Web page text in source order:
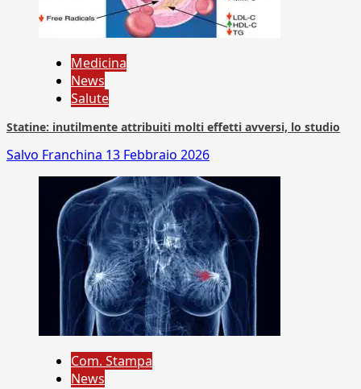
Medicina
News
Salute
Statine: inutilmente attribuiti molti effetti avversi, lo studio
Salvo Franchina 13 Febbraio 2026
Com. Stampa
News